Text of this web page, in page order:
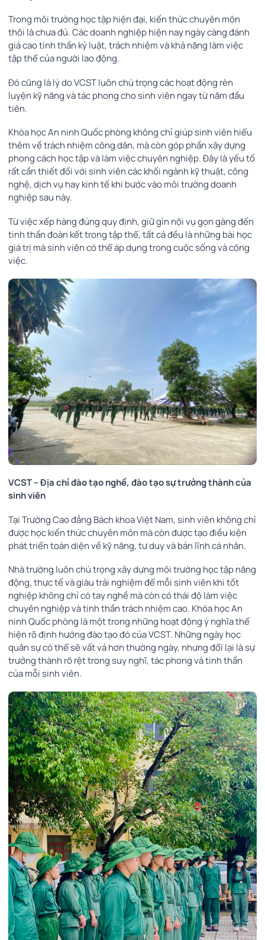
Trong môi trường học tập hiện đại, kiến thức chuyên môn
thôi là chưa đủ. Các doanh nghiệp hiện nay ngày càng đánh
giá cao tinh thần kỷ luật, trách nhiệm và khả năng làm việc
tập thể của người lao động.
Đó cũng là lý do VCST luôn chú trọng các hoạt động rèn
luyện kỹ năng và tác phong cho sinh viên ngay từ năm đầu
tiên.
Khóa học An ninh Quốc phòng không chỉ giúp sinh viên hiểu
thêm về trách nhiệm công dân, mà còn góp phần xây dựng
phong cách học tập và làm việc chuyên nghiệp. Đây là yếu tố
rất cần thiết đối với sinh viên các khối ngành kỹ thuật, công
nghệ, dịch vụ hay kinh tế khi bước vào môi trường doanh
nghiệp sau này.
Từ việc xếp hàng đúng quy định, giữ gìn nội vụ gọn gàng đến
tinh thần đoàn kết trong tập thể, tất cả đều là những bài học
giá trị mà sinh viên có thể áp dụng trong cuộc sống và công
việc.
VCST – Địa chỉ đào tạo nghề, đào tạo sự trưởng thành của
sinh viên
Tại Trường Cao đẳng Bách khoa Việt Nam, sinh viên không chỉ
được học kiến thức chuyên môn mà còn được tạo điều kiện
phát triển toàn diện về kỹ năng, tư duy và bản lĩnh cá nhân.
Nhà trường luôn chú trọng xây dựng môi trường học tập năng
động, thực tế và giàu trải nghiệm để mỗi sinh viên khi tốt
nghiệp không chỉ có tay nghề mà còn có thái độ làm việc
chuyên nghiệp và tinh thần trách nhiệm cao. Khóa học An
ninh Quốc phòng là một trong những hoạt động ý nghĩa thể
hiện rõ định hướng đào tạo đó của VCST. Những ngày học
quân sự có thể sẽ vất vả hơn thường ngày, nhưng đổi lại là sự
trưởng thành rõ rệt trong suy nghĩ, tác phong và tinh thần
của mỗi sinh viên.